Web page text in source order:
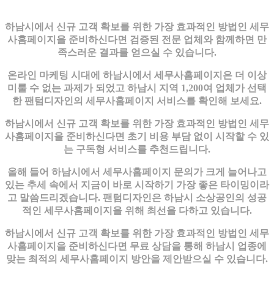
하남시에서 신규 고객 확보를 위한 가장 효과적인 방법인 세무
사홈페이지을 준비하신다면 검증된 전문 업체와 함께하면 만
족스러운 결과를 얻으실 수 있습니다.
온라인 마케팅 시대에 하남시에서 세무사홈페이지은 더 이상
미룰 수 없는 과제가 되었고 하남시 지역 1,200여 업체가 선택
한 팬텀디자인의 세무사홈페이지 서비스를 확인해 보세요.
하남시에서 신규 고객 확보를 위한 가장 효과적인 방법인 세무
사홈페이지을 준비하신다면 초기 비용 부담 없이 시작할 수 있
는 구독형 서비스를 추천드립니다.
올해 들어 하남시에서 세무사홈페이지 문의가 크게 늘어나고
있는 추세 속에서 지금이 바로 시작하기 가장 좋은 타이밍이라
고 말씀드리겠습니다. 팬텀디자인은 하남시 소상공인의 성공
적인 세무사홈페이지을 위해 최선을 다하고 있습니다.
하남시에서 신규 고객 확보를 위한 가장 효과적인 방법인 세무
사홈페이지을 준비하신다면 무료 상담을 통해 하남시 업종에
맞는 최적의 세무사홈페이지 방안을 제안받으실 수 있습니다.